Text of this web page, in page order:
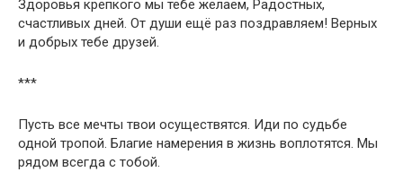
Здоровья крепкого мы тебе желаем, Радостных,
счастливых дней. От души ещё раз поздравляем! Верных
и добрых тебе друзей.
***
Пусть все мечты твои осуществятся. Иди по судьбе
одной тропой. Благие намерения в жизнь воплотятся. Мы
рядом всегда с тобой.